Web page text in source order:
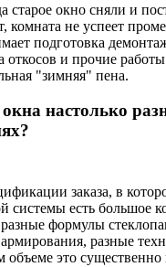
старое окно сняли и
комната не успеет
подготовка
откосов и прочие
"зимняя" пена.
настолько
заказа, в
системы есть большое
формулы
разные
это существенно